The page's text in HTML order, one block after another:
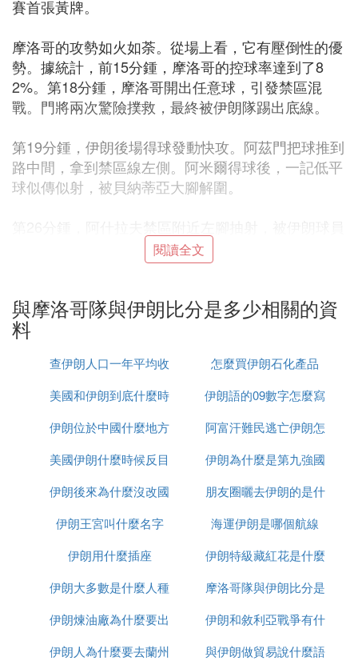
賽首張黃牌。
摩洛哥的攻勢如火如荼。從場上看，它有壓倒性的優
勢。據統計，前15分鍾，摩洛哥的控球率達到了8
2%。第18分鍾，摩洛哥開出任意球，引發禁區混
戰。門將兩次驚險撲救，最終被伊朗隊踢出底線。
第19分鍾，伊朗後場得球發動快攻。阿茲門把球推到
路中間，拿到禁區線左側。阿米爾得球後，一記低平
球似傳似射，被貝納蒂亞大腳解圍。
碰到。他的隊友艾哈邁迪再次射門，再次被伊朗後衛
擋出。第30分鍾，齊耶將球送到禁區左側。哈麗雅特
蘭萬德輕松接住。
第33分鍾，阿茲蒙被艾哈邁迪從背後撞倒，主裁判向
艾哈邁迪出示黃牌。伊朗獲得任意球，賈漢巴什直接
射門，高出橫梁。
隨著比賽的進行，伊朗隊反擊的機會越來越多。第42
出，然後隊友補射又被擋出。摩洛哥守門員表現出
色。統計顯示，上半場伊朗隊的控球率只有33%，很
下半場雙方再戰。第46分鍾，主裁判示意賈漢·巴喀
什犯規，黃牌是直接黃牌警告。第48分鍾，阿姆拉巴
特右路傳中，哈麗雅特接到傳球，球偏出右側底線。
隨後，雙方雖互攻互守，但未能形成威脅性進攻。第
66分鍾，伊朗隊率先換人，隊長紹宰被塔雷米換下。
閱讀全文
與摩洛哥隊與伊朗比分是多少相關的資
料
查伊朗人口一年平均收
入多少
怎麼買伊朗石化產品
美國和伊朗到底什麼時
候打
伊朗語的09數字怎麼寫
伊朗位於中國什麼地方
阿富汗難民逃亡伊朗怎
麼辦
美國伊朗什麼時候反目
伊朗為什麼是第九強國
伊朗後來為什麼沒改國
名
朋友圈曬去伊朗的是什
麼梗
伊朗王宮叫什麼名字
海運伊朗是哪個航線
伊朗用什麼插座
伊朗特級藏紅花是什麼
伊朗大多數是什麼人種
摩洛哥隊與伊朗比分是
多少
伊朗煉油廠為什麼要出
售
伊朗和敘利亞戰爭有什
麼區別
伊朗人為什麼要去蘭州
與伊朗做貿易說什麼語